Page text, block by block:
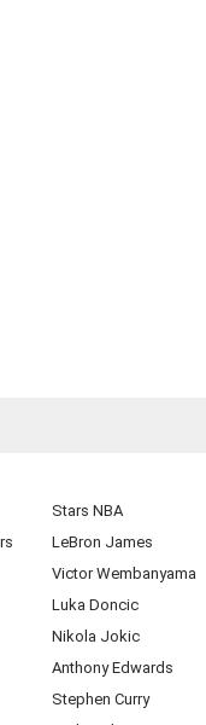
Stars NBA
LeBron James
Victor Wembanyama
Luka Doncic
Nikola Jokic
Anthony Edwards
Stephen Curry